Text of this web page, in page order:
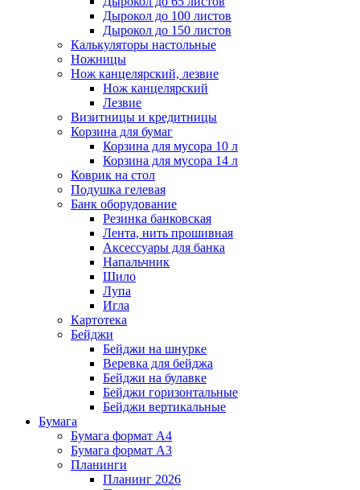
Дырокол до 100 листов
Дырокол до 150 листов
Калькуляторы настольные
Ножницы
Нож канцелярский, лезвие
Нож канцелярский
Лезвие
Визитницы и кредитницы
Корзина для бумаг
Корзина для мусора 10 л
Корзина для мусора 14 л
Коврик на стол
Подушка гелевая
Банк оборудование
Резинка банковская
Лента, нить прошивная
Аксессуары для банка
Напальчник
Шило
Лупа
Игла
Картотека
Бейджи
Бейджи на шнурке
Веревка для бейджа
Бейджи на булавке
Бейджи горизонтальные
Бейджи вертикальные
Бумага
Бумага формат А4
Бумага формат А3
Планинги
Планинг 2026